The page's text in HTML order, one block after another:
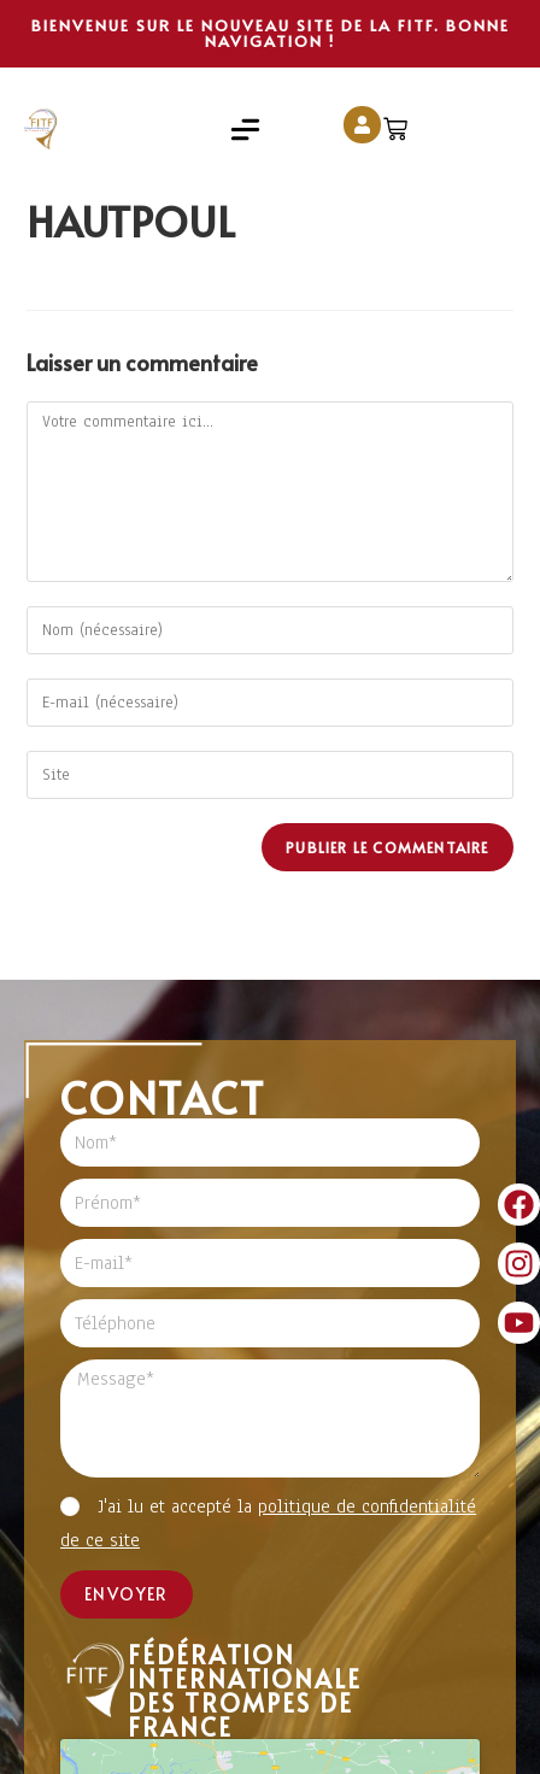
BIENVENUE SUR LE NOUVEAU SITE DE LA FITF. BONNE
NAVIGATION !
HAUTPOUL
Laisser un commentaire
CONTACT
J'ai lu et accepté la politique de confidentialité
de ce site
ENVOYER
FÉDÉRATION
INTERNATIONALE
DES TROMPES DE
FRANCE